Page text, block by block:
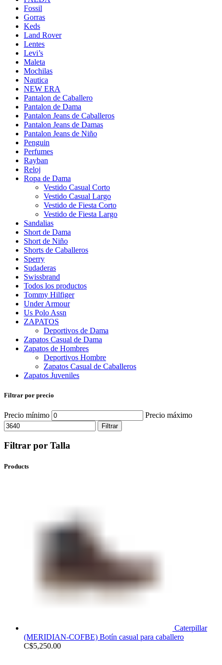
Fossil
Gorras
Keds
Land Rover
Lentes
Levi’s
Maleta
Mochilas
Nautica
NEW ERA
Pantalon de Caballero
Pantalon de Dama
Pantalon Jeans de Caballeros
Pantalon Jeans de Damas
Pantalon Jeans de Niño
Penguin
Perfumes
Rayban
Reloj
Ropa de Dama
Vestido Casual Corto
Vestido Casual Largo
Vestido de Fiesta Corto
Vestido de Fiesta Largo
Sandalias
Short de Dama
Short de Niño
Shorts de Caballeros
Sperry
Sudaderas
Swissbrand
Todos los productos
Tommy Hilfiger
Under Armour
Us Polo Assn
ZAPATOS
Deportivos de Dama
Zapatos Casual de Dama
Zapatos de Hombres
Deportivos Hombre
Zapatos Casual de Caballeros
Zapatos Juveniles
Filtrar por precio
Precio mínimo Precio máximo
Filtrar
Filtrar por Talla
Products
Caterpillar
(MERIDIAN-COFBE) Botín casual para caballero
C$5,250.00